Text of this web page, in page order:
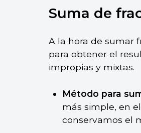
Suma de
A la hora de sumar
para obtener el
impropias y mixtas.
Método para
más simple, en
conservamos el